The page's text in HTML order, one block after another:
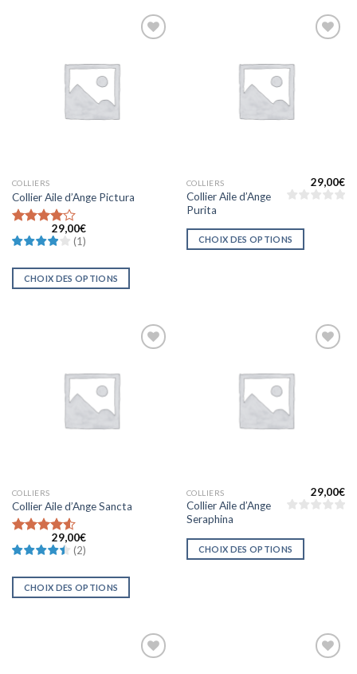
COLLIERS
Collier Aile d’Ange Pictura
Note4
sur 5
29,00€
(1)
CHOIX DES OPTIONS
COLLIERS
Collier Aile d’Ange
Purita
29,00€
CHOIX DES OPTIONS
COLLIERS
Collier Aile d’Ange Sancta
Note4.5
sur 5
29,00€
(2)
CHOIX DES OPTIONS
COLLIERS
Collier Aile d’Ange
Seraphina
29,00€
CHOIX DES OPTIONS